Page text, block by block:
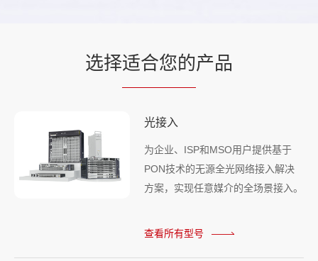
选择适合您的产品
光接入
为企业、ISP和MSO用户提供基于
PON技术的无源全光网络接入解决
方案，实现任意媒介的全场景接入。
查看所有型号